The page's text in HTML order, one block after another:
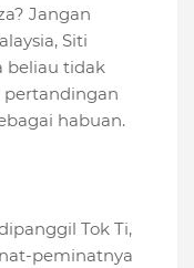
Jangan
Siti
beliau tidak
pertandingan
habuan.
Tok Ti,
peminatnya